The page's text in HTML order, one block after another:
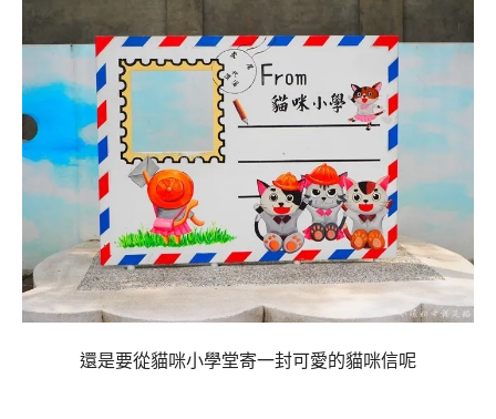
還是要從貓咪小學堂寄一封可愛的貓咪信呢